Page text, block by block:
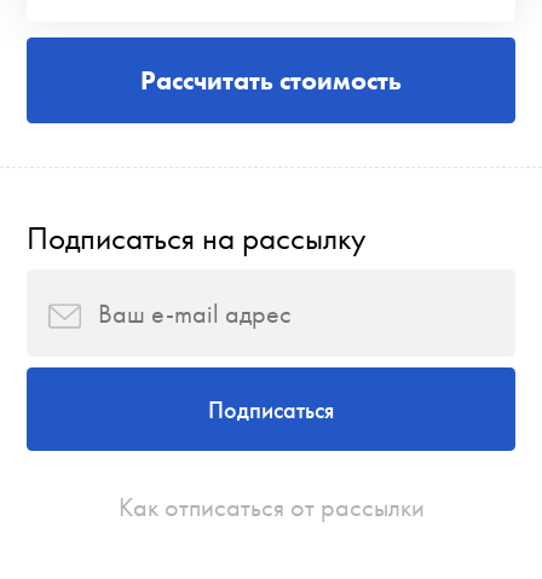
Рассчитать стоимость
Подписаться на рассылку
Подписаться
Как отписаться от рассылки